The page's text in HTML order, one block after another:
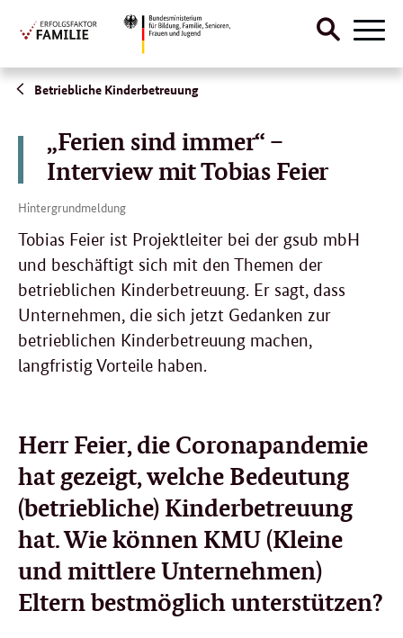
Direktlink:
Suche
Betriebliche Kinderbetreuung
„Ferien sind immer“ –
Interview mit Tobias Feier
Hintergrundmeldung
Tobias Feier ist Projektleiter bei der gsub mbH
und beschäftigt sich mit den Themen der
betrieblichen Kinderbetreuung. Er sagt, dass
Unternehmen, die sich jetzt Gedanken zur
betrieblichen Kinderbetreuung machen,
langfristig Vorteile haben.
Herr Feier, die Coronapandemie
hat gezeigt, welche Bedeutung
(betriebliche) Kinderbetreuung
hat. Wie können KMU (Kleine
und mittlere Unternehmen)
Eltern bestmöglich unterstützen?